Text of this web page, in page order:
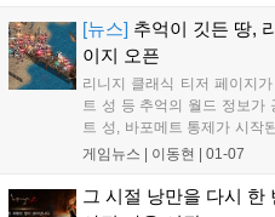
[뉴스] 추억이 깃든 땅,
이지 오픈
리니지 클래식 티저 페이지
트 성 등 추억의 월드 정보가
트 성, 바포메트 통제가 시작
주요 순간들을 담아 팬들의 향
게임뉴스 | 이동현 01-07
그 시절 낭만을 다시 한